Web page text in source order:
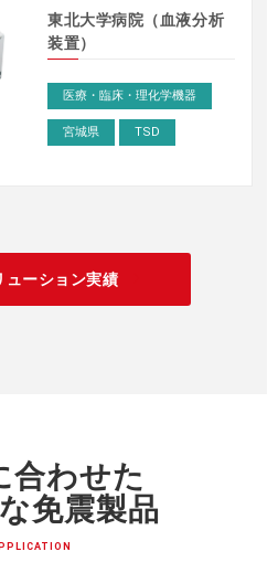
ブルVIT型 >
東北大学病院（血液分析
装置）
医療・臨床・理化学機器
宮城県 TSD
ューション実績
合わせた
免震製品